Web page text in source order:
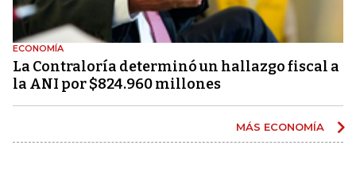
ECONOMÍA
La Contraloría determinó un hallazgo fiscal a
la ANI por $824.960 millones
MÁS ECONOMÍA